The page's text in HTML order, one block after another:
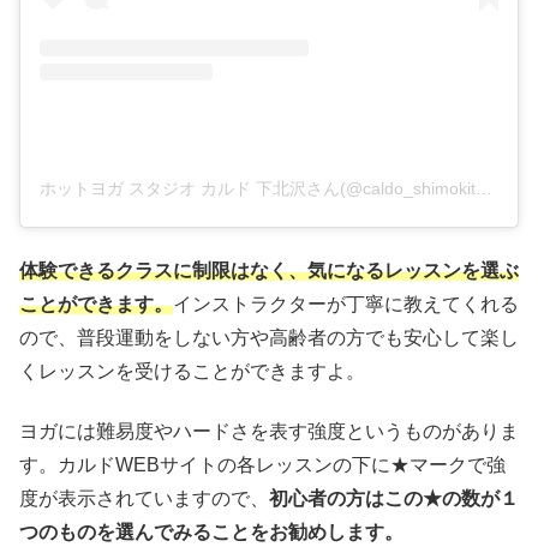
ホットヨガ スタジオ カルド 下北沢さん(@caldo_shimokitazawa)がシェアした投稿
体験できるクラスに制限はなく、気になるレッスンを選ぶ
ことができます。インストラクターが丁寧に教えてくれる
ので、普段運動をしない方や高齢者の方でも安心して楽し
くレッスンを受けることができますよ。
ヨガには難易度やハードさを表す強度というものがありま
す。カルドWEBサイトの各レッスンの下に★マークで強
度が表示されていますので、 初心者の方はこの★の数が１
つのものを選んでみることをお勧めします。